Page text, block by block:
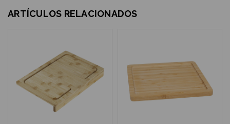
ARTÍCULOS RELACIONADOS